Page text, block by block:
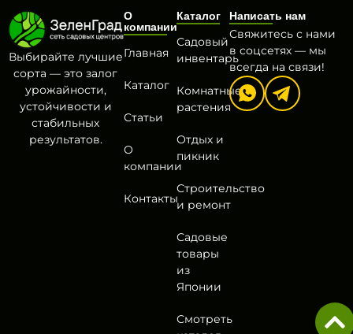
Выбирайте лучшие
сорта — это залог
урожайности,
устойчивости и
стабильных
результатов.
О
компании
Главная
Каталог
Статьи
О
компании
Контакты
Каталог
Садовый
инвентарь
Комнатные
растения
Отдых и
пикник
Строительство
и ремонт
Садовые
товары
из
Японии
Смотреть
Написать нам
Свяжитесь с нами
в соцсетях — мы
всегда на связи!